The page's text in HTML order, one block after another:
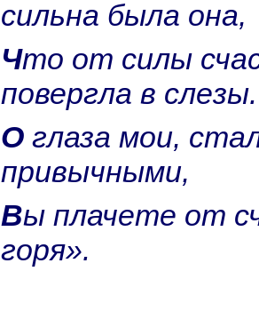
сильнa была онa,
Что от силы счастья меня
повергла в слезы.
О глаза мои, стали слезы вам
привычными,
Вы плачете от счастья и от
горя».